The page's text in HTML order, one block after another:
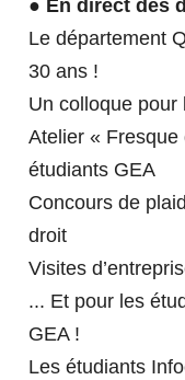
L'IUT
Validation
ILS
L'IUT
Bénéficiez des
SOME
LA
RODEZ
Nos
Actualités de la
NOS
● En direct des
Le département
30 ans !
Un colloque pour
Atelier « Fresque
étudiants GEA
Concours de
droit
Visites
... Et pour les
GEA !
Les étudiants